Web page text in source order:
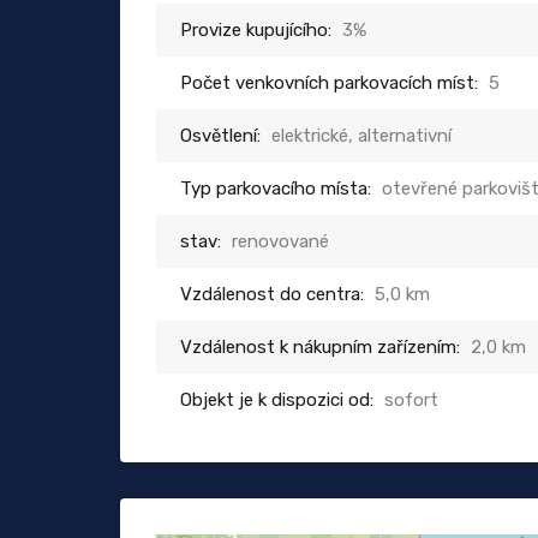
Provize kupujícího: 3%
Počet venkovních parkovacích míst: 5
Osvětlení: elektrické, alternativní
Typ parkovacího místa: otevřené
stav: renovované
Vzdálenost do centra: 5,0 km
Vzdálenost k nákupním zařízením: 2,0 km
Objekt je k dispozici od: sofort